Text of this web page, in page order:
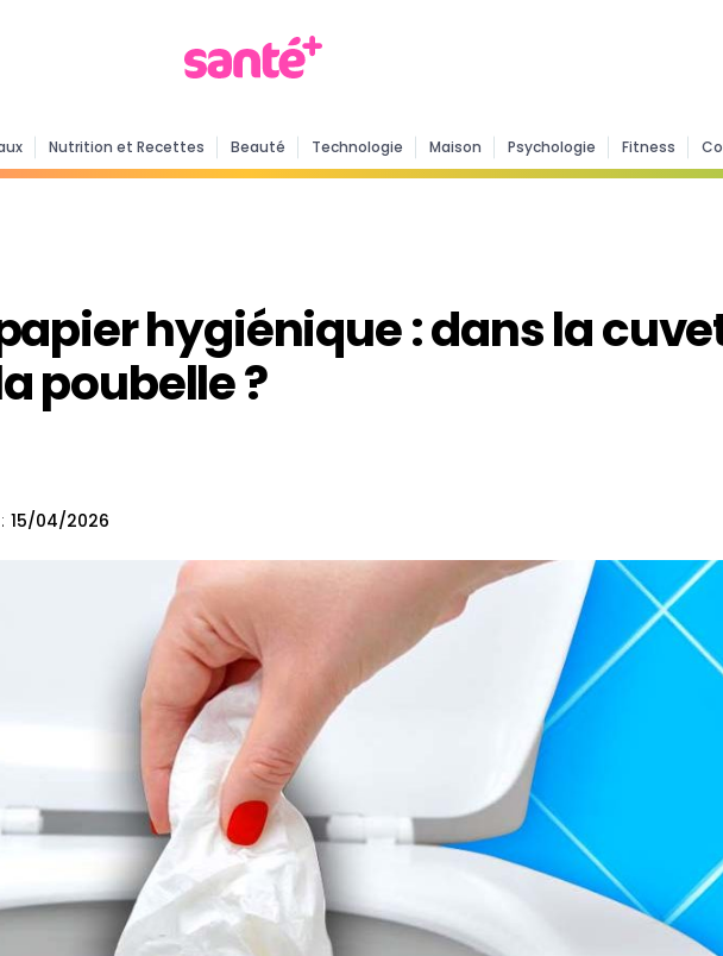
Nutrition et Recettes Beauté Technologie Maison Psychologie Fitness
hygiénique : dans la
poubelle ?
15/04/2026